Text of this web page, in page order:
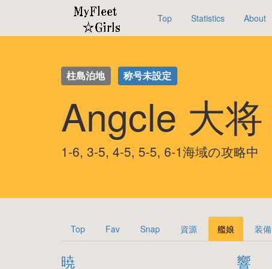
Top Statistics About
柱島泊地 称号未設定
Angcle 大将
1-6, 3-5, 4-5, 5-5, 6-1海域の攻略中
Top Fav Snap 資源 艦娘 装備
暁 響